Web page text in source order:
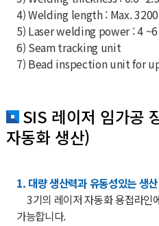
4) Welding length : Max.
5) Laser welding power : 4
6) Seam tracking unit
7) Bead inspection unit for
SIS 레이저 임가공
자동화 생산)
1. 대량 생산력과 유동성있는 생산
3기의 레이저 자동화 용접라인
가능합니다.